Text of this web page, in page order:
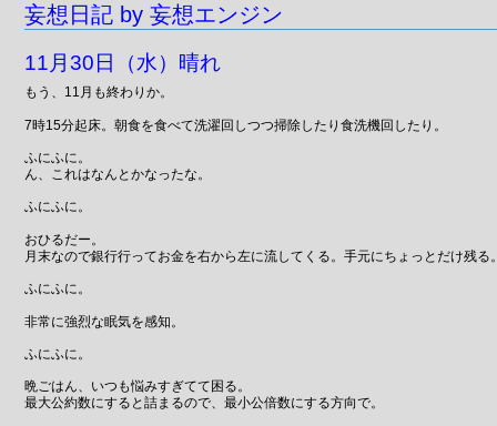
妄想日記 by 妄想エンジン
11月30日（水）晴れ
もう、11月も終わりか。
7時15分起床。朝食を食べて洗濯回しつつ掃除したり食洗機回したり。
ふにふに。
ん、これはなんとかなったな。
ふにふに。
おひるだー。
月末なので銀行行ってお金を右から左に流してくる。手元にちょっとだけ残る
ふにふに。
非常に強烈な眠気を感知。
ふにふに。
晩ごはん、いつも悩みすぎてて困る。
最大公約数にすると詰まるので、最小公倍数にする方向で。